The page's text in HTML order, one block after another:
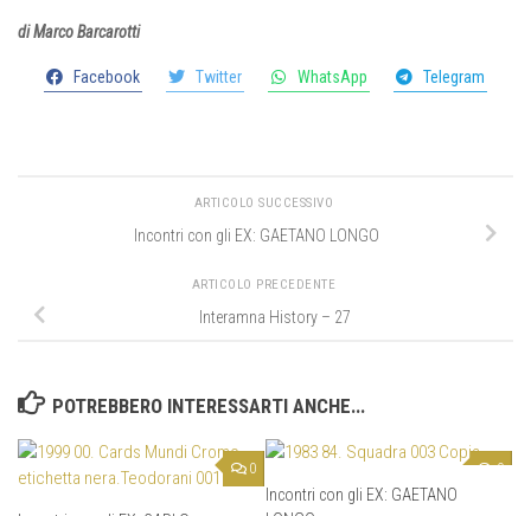
di Marco Barcarotti
Facebook Twitter WhatsApp Telegram
ARTICOLO SUCCESSIVO
Incontri con gli EX: GAETANO LONGO
ARTICOLO PRECEDENTE
Interamna History – 27
POTREBBERO INTERESSARTI ANCHE...
0 0
Incontri con gli EX: GAETANO